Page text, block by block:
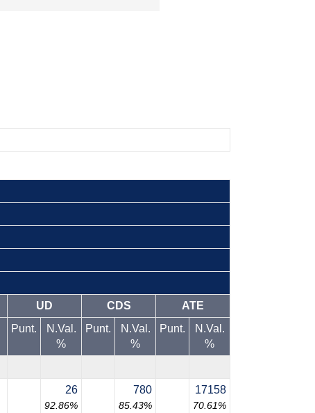
UD
CDS
ATE
Punt.
N.Val.
%
Punt.
N.Val.
%
Punt.
N.Val.
%
26
92.86%
780
85.43%
17158
70.61%